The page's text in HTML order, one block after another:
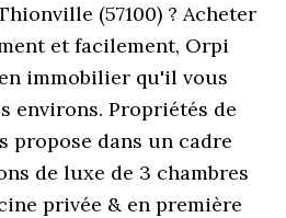
(57100) ? Acheter
et facilement, Orpi
immobilier qu'il vous
environs. Propriétés de
propose dans un cadre
de luxe de 3 chambres
privée & en première